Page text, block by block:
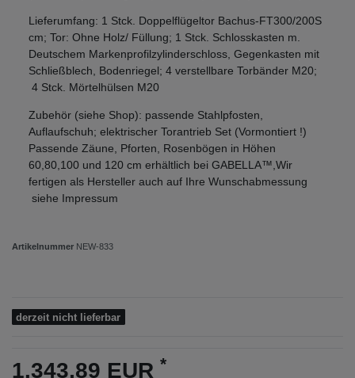
Lieferumfang: 1 Stck. Doppelflügeltor Bachus-FT300/200S
cm; Tor: Ohne Holz/ Füllung; 1 Stck. Schlosskasten m.
Deutschem Markenprofilzylinderschloss, Gegenkasten mit
Schließblech, Bodenriegel; 4 verstellbare Torbänder M20;
4 Stck. Mörtelhülsen M20
Zubehör (siehe Shop): passende Stahlpfosten,
Auflaufschuh; elektrischer Torantrieb Set (Vormontiert !)
Passende Zäune, Pforten, Rosenbögen in Höhen
60,80,100 und 120 cm erhältlich bei GABELLA™,Wir
fertigen als Hersteller auch auf Ihre Wunschabmessung
siehe Impressum
Artikelnummer NEW-833
derzeit nicht lieferbar
1.343,89 EUR *